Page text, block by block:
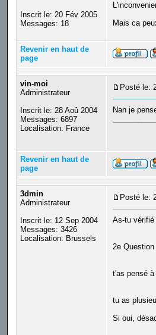
Inscrit le: 20 Fév 2005
Messages: 18
Mais ca
Revenir en haut de
page
vin-moi
Administrateur
Inscrit le: 28 Aoû 2004
Messages: 6897
Localisation: France
Posté le:
Nan je
Revenir en haut de
page
3dmin
Administrateur
Inscrit le: 12 Sep 2004
Messages: 3426
Localisation: Brussels
Posté le:
As-tu
2e
t'as pensé
tu as
Si oui,